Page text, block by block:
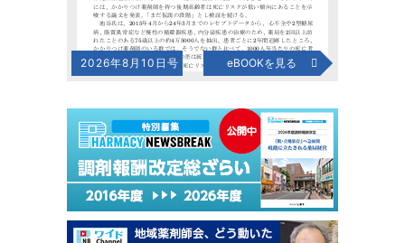
2026年8月10日号 eBOOKを見る